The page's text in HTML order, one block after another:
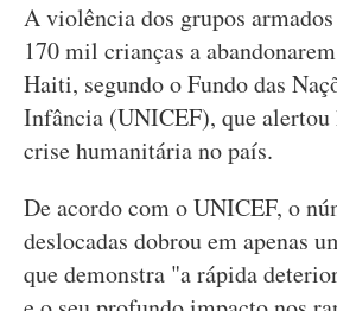
A violência dos grupos
170 mil crianças a
Haiti, segundo o Fundo das
Infância (UNICEF), que alertou
crise humanitária no país.
De acordo com o UNICEF, o
deslocadas dobrou em apenas
que demonstra "a rápida